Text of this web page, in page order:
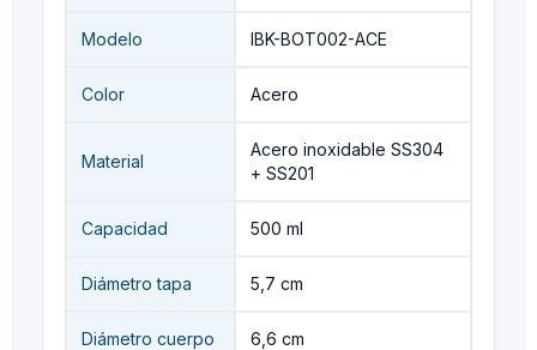
Modelo IBK-BOT002-ACE
Color Acero
Material
Acero inoxidable SS304
+ SS201
Capacidad 500 ml
Diámetro tapa 5,7 cm
Diámetro cuerpo 6,6 cm